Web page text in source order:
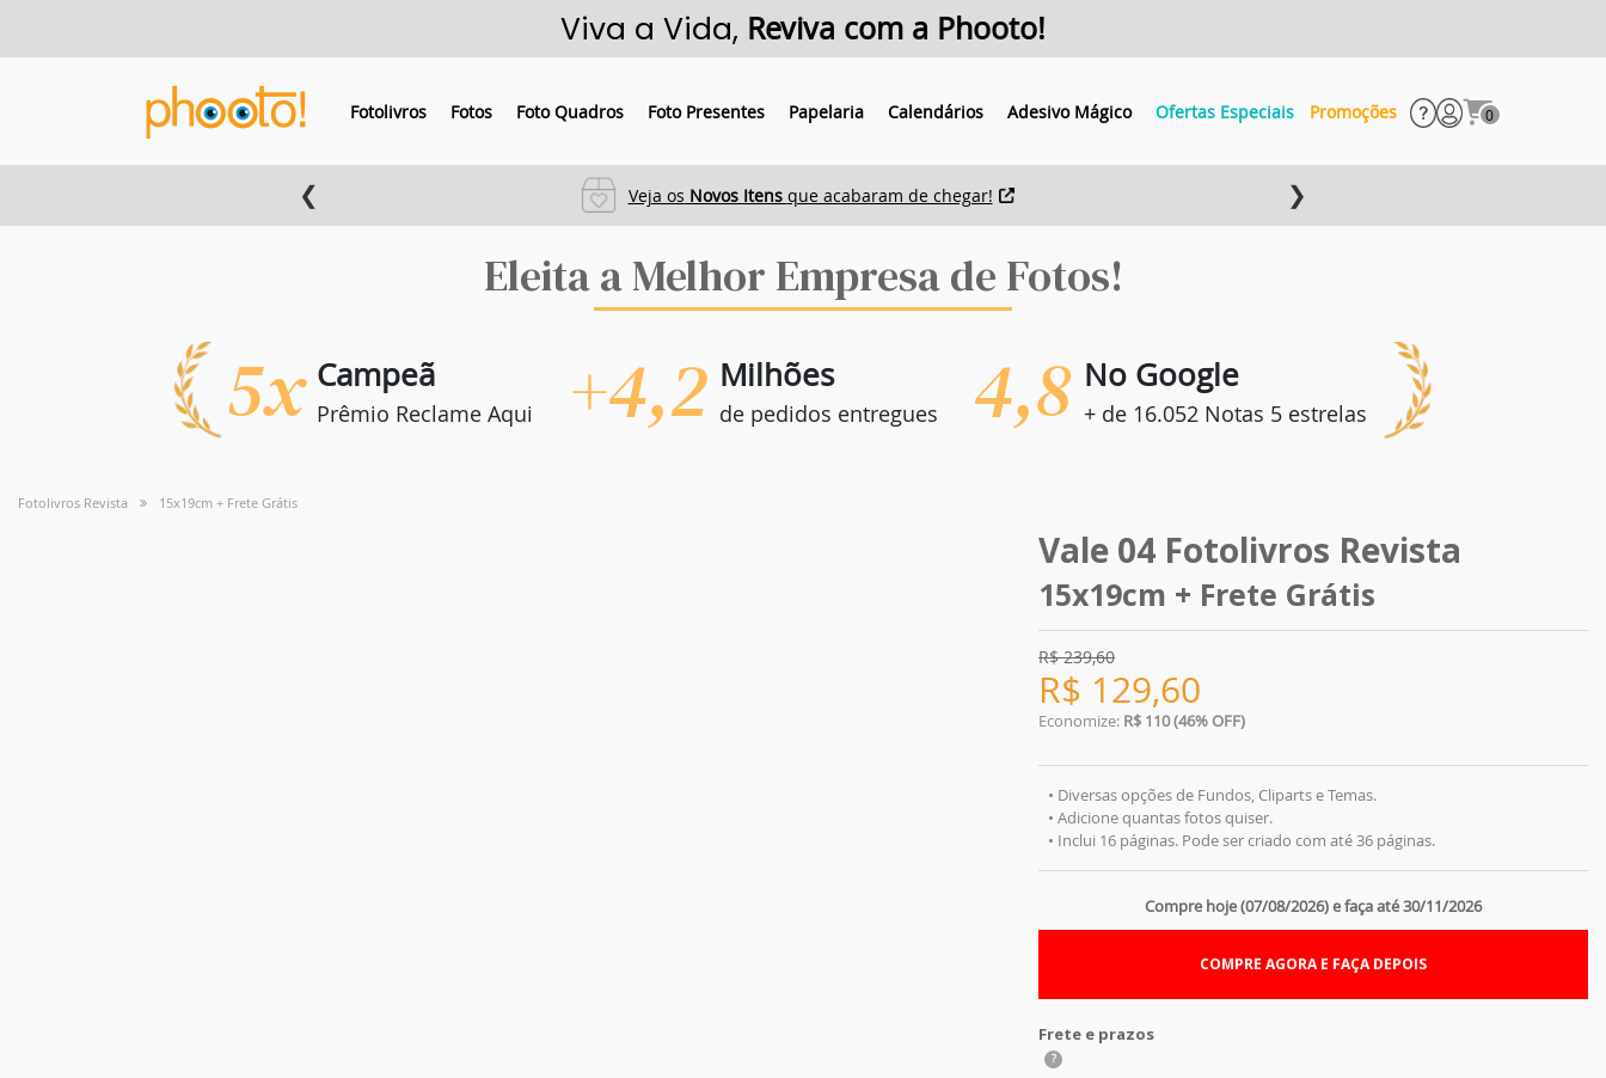
Viva a Vida, Reviva com a Phooto!
Fotolivros Fotos Foto Quadros Foto Presentes Papelaria Calendários Adesivo Mágico Ofertas Especiais Promoções 0
❮ Pague em 3x sem juros Parcelas mínimas de R$33 ❯
Eleita a Melhor Empresa de Fotos!
5x Campeã
Prêmio Reclame Aqui +4,2 Milhões
de pedidos entregues 4,8 No Google
+ de 16.052 Notas 5 estrelas
Fotolivros Revista 15x19cm + Frete Grátis
Vale 04 Fotolivros Revista
15x19cm + Frete Grátis
R$239,60
R$ 129,60
Economize: R$ 110 (46% OFF)
• Diversas opções de Fundos, Cliparts e Temas.
• Adicione quantas fotos quiser.
• Inclui 16 páginas. Pode ser criado com até 36 páginas.
Compre hoje (07/08/2026) e faça até 30/11/2026
COMPRE AGORA E FAÇA DEPOIS
Frete e prazos
?